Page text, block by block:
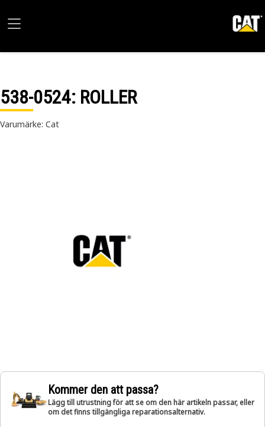
538-0524: ROLLER
Varumärke: Cat
Kommer den att passa?
Lägg till utrustning för att se om den här artikeln passar, eller
om det finns tillgängliga reparationsalternativ.